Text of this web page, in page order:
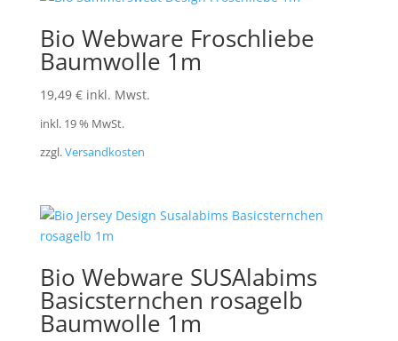
Bio Webware Froschliebe
Baumwolle 1m
19,49 € inkl. Mwst.
inkl. 19 % MwSt.
zzgl.Versandkosten
Bio Webware SUSAlabims
Basicsternchen rosagelb
Baumwolle 1m